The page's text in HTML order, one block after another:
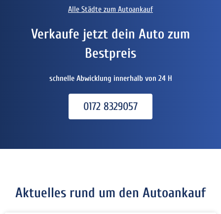
Alle Städte zum Autoankauf
Verkaufe jetzt dein Auto zum
Bestpreis
schnelle Abwicklung innerhalb von 24 H
0172 8329057
Aktuelles rund um den Autoankauf